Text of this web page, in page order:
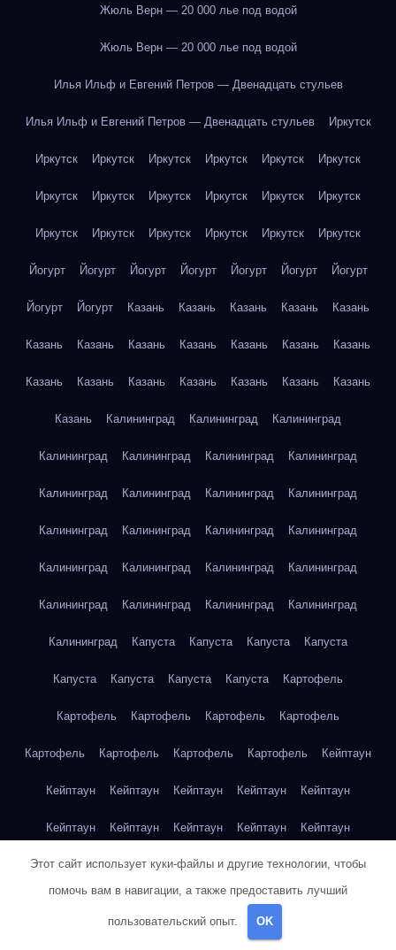
Жюль Верн — 20 000 лье под водой
Жюль Верн — 20 000 лье под водой
Илья Ильф и Евгений Петров — Двенадцать стульев
Илья Ильф и Евгений Петров — Двенадцать стульев Иркутск
Иркутск Иркутск Иркутск Иркутск Иркутск Иркутск
Иркутск Иркутск Иркутск Иркутск Иркутск Иркутск
Иркутск Иркутск Иркутск Иркутск Иркутск Иркутск
Йогурт Йогурт Йогурт Йогурт Йогурт Йогурт Йогурт
Йогурт Йогурт Казань Казань Казань Казань Казань
Казань Казань Казань Казань Казань Казань Казань
Казань Казань Казань Казань Казань Казань Казань
Казань Калининград Калининград Калининград
Калининград Калининград Калининград Калининград
Калининград Калининград Калининград Калининград
Калининград Калининград Калининград Калининград
Калининград Калининград Калининград Калининград
Калининград Калининград Калининград Калининград
Калининград Капуста Капуста Капуста Капуста
Капуста Капуста Капуста Капуста Картофель
Картофель Картофель Картофель Картофель
Картофель Картофель Картофель Картофель Кейптаун
Кейптаун Кейптаун Кейптаун Кейптаун Кейптаун
Кейптаун Кейптаун Кейптаун Кейптаун Кейптаун
Кейптаун Кейптаун Кейптаун Кейптаун Кейптаун
Кейптаун
Клубника
Этот сайт использует куки-файлы и другие технологии, чтобы
помочь вам в навигации, а также предоставить лучший
пользовательский опыт. OK